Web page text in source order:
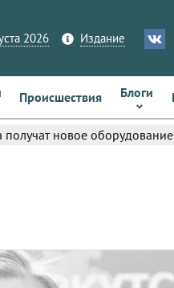
2026 Издание
Происшествия Блоги
новое оборудование